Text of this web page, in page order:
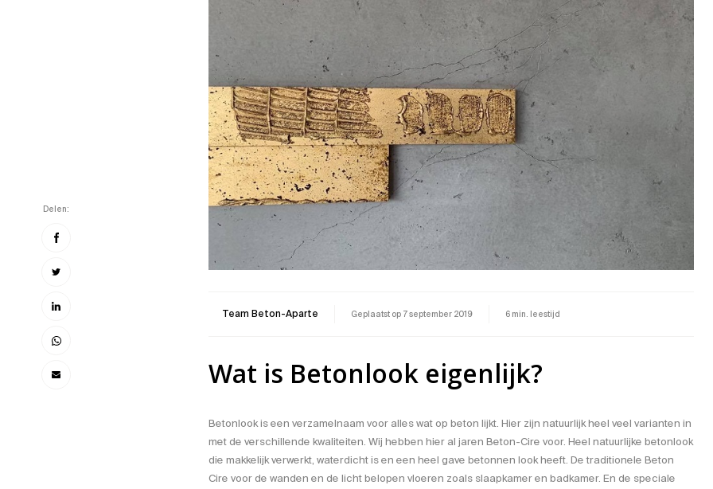
Delen:
Team Beton-Aparte Geplaatst op 7 september 2019 6 min. leestijd
Wat is Betonlook eigenlijk?
Betonlook is een verzamelnaam voor alles wat op beton lijkt. Hier zijn natuurlijk heel veel varianten in
met de verschillende kwaliteiten. Wij hebben hier al jaren Beton-Cire voor. Heel natuurlijke betonlook
die makkelijk verwerkt, waterdicht is en een heel gave betonnen look heeft. De traditionele Beton
Cire voor de wanden en de licht belopen vloeren zoals slaapkamer en badkamer. En de speciale